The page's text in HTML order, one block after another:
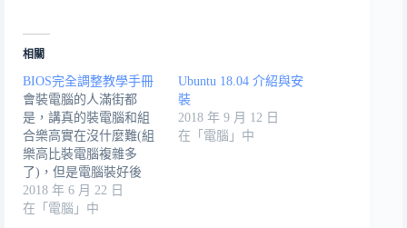
相關
BIOS完全調整教學手冊
會裝電腦的人滿街都
是，講真的裝電腦和組
合樂高實在沒什麼難(組
樂高比裝電腦複雜多
了)，但是電腦裝好後
要…
2018 年 6 月 22 日
在「電腦」中
Ubuntu 18.04 介紹與安
裝
2018 年 9 月 12 日
在「電腦」中